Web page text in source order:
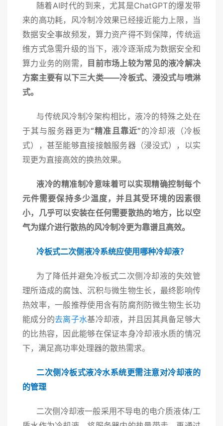
随着AI时代的到来，尤其是ChatGPT的爆发带
来的高功耗，风冷制冷效果已经接近能力上限，当
数据安全事故频发，算力资产得不到保障，传统运
维方式急需升级的当下，液冷逐渐成为数据安全和
算力业务的刚需，
目前市场上较为常见的液冷解决
方案主要有以下三大类——冷板式、浸没式与喷淋
式。
与传统风冷制冷架构相比，液冷的特殊之处在
于其与服务器更为“精准且靠近”的冷却液（冷板
式），甚至能够直接接触服务器（浸没式），以实
现更为直接高效的换热效果。
液冷的精准制冷意味着可以实现精确控制每个
元件需要保持多少温度，并且其受环境的因素很
小，几乎可以安装在任何需要散热的地方，比以空
气为媒介进行散热的风冷制冷更为靠谱且高效。
冷板式二次侧液冷系统应使用哪种冷却液？
为了降低并避免冷板式二次侧冷却液的失效管
理所造成的腐蚀、沉积与微生物生长，最终影响传
热效率，一般推荐使用含有防腐剂防微生物生长功
能成分的去离子水基冷却液，并且因其具备足够大
的比热容，因此能够在保证本身冷却液水质的情况
下，满足高功率处理器的散热需求。
二次侧冷板式液冷水系统更需注意对冷却液的
的管理
二次侧冷却液一般采用不导电的电介质液体/工